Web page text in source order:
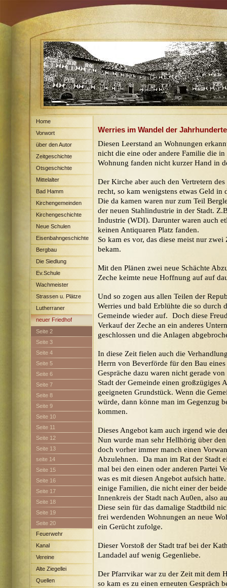
Home
Vorwort
über den Autor
Zeitgeschichte
Otsgeschichte
Mittelalter
Bad Hamm
Kirchengemeinden
Kirchengeschichte
Neue Schulen
Eisenbahngeschichte
Bergbau
Die Siedlung
Maximilian
Ev.Schule
Wachmeister
Strassen u. Plätze
Lutherraner
neuer Friedhof
Seite 2
Seite 3
Seite 4
Seite 5
Seite 6
Seite 7
Seite 8
Seite 9
Seite 10
Seite 11
Seite 12
Seite 13
seite 14
Seite 15
Seite 16
Seite 17
Seite 18
Seite 19
Seite 20
Feuerwehr
Kanal
Vereine
Alte Ziegellei
Quellen
Werries im Wandel der
Diesen Leerstand an Wohnungen
nicht die eine oder andere Familie die
Wohnung fanden nicht kurzer Hand in
Der Kirche aber auch den Vertretern
recht, so kam wenigstens etwas Geld in
Die da kamen waren nur zum Teil
der neuen Stahlindustrie in der Stadt.
Industrie (WDI). Darunter waren auch
keinen Antiquaren Platz fanden.
So kam es vor, das diese meist nur
bekam.
Mit den Plänen zwei neue Schächte
Zeche keimte neue Hoffnung auf auf
Und so zogen aus allen Teilen der
Werries und bald Erblühte die so durch
Gemeinde wieder auf. Doch diese
Verkauf der Zeche an ein anderes
geschlossen und die Anlagen
In diese Zeit fielen auch die
Herrn von Beverförde für den Bau
Gespräche dazu waren nicht gerade
Stadt der Gemeinde einen großzügiges
geeigneten Grundstück. Wenn die
würde, dann könne man im Gegenzug
kommen.
Dieses Angebot kam auch irgend wie
Nun wurde man sehr Hellhörig über
doch vorher immer manch einen
Abzulehnen. Da man im Rat der Stadt
mal bei den einen oder anderen Partei
was es mit diesen Angebot aufsich
einige Familien, die nicht einer der
Innenkreis der Stadt nach Au0en, also
Diese sein für das damalige Stadtbild
frei werdenden Wohnungen an neue
ein Gerücht zufolge.
Dieser Vorstoß der Stadt traf bei der
Landadel auf wenig Gegenliebe.
Der Pfarrvikar war zu der Zeit mit dem
so kam es zu einen erneuten Gespräch